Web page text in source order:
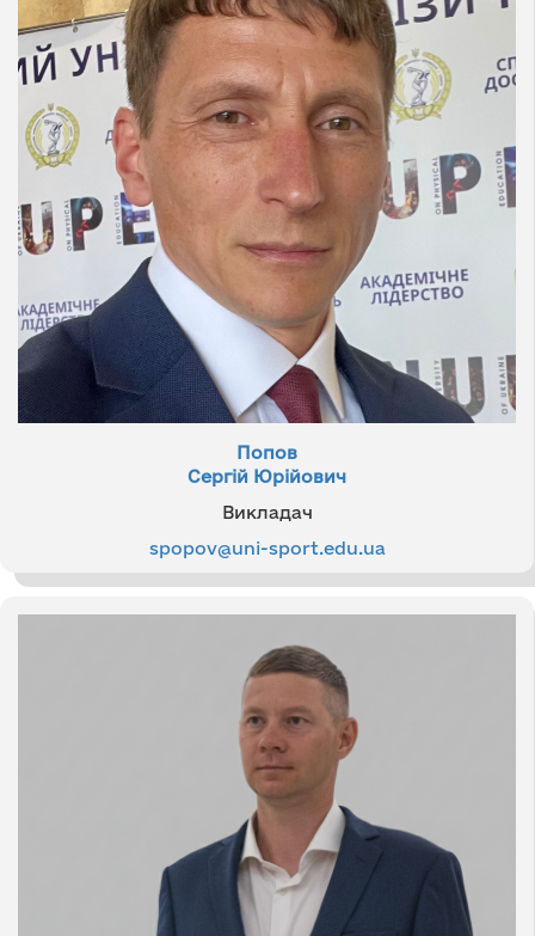
Попов
Сергій Юрійович
Викладач
spopov@uni-sport.edu.ua